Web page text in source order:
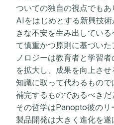
ついての独自の視点でもあ
AIをはじめとする新興技
きな不安を生み出してい
て慎重かつ原則に基づい
ノロジーは教育者と学習
を拡大し、成果を向上さ
知識に取って代わるもの
補完するものであるべきだ
その哲学はPanopto彼の
製品開発は大きく進化を